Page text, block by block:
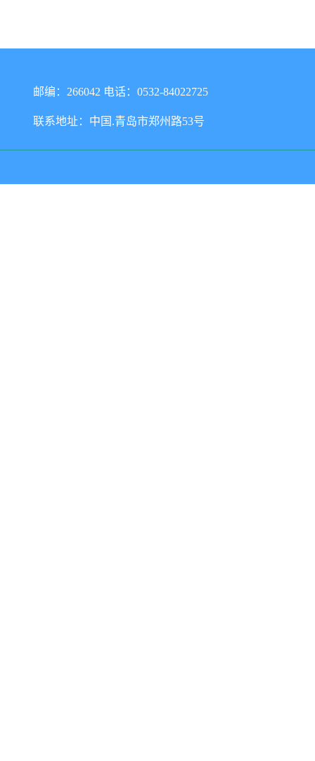
邮编：266042 电话：0532-84022725
联系地址：中国.青岛市郑州路53号